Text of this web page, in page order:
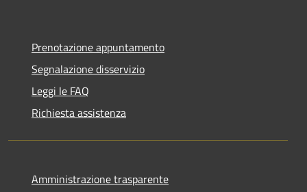
Prenotazione appuntamento
Segnalazione disservizio
Leggi le FAQ
Richiesta assistenza
Amministrazione trasparente